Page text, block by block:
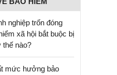
nghiệp trốn đóng
xã hội bắt buộc bị
thế nào?
mức hưởng bảo